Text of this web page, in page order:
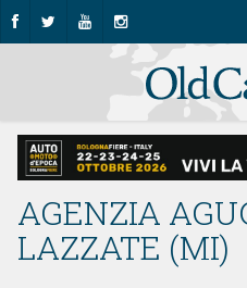
AGENZIA
LAZZATE (MI)